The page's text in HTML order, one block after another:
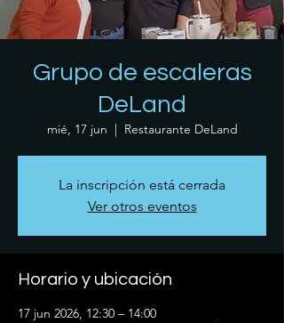
Grupo de escaleras
DeLand
mié, 17 jun
  |
Restaurante DeLand
La inscripción está cerrada
Ver otros eventos
Horario y ubicación
17 jun 2026, 12:30 – 14:00